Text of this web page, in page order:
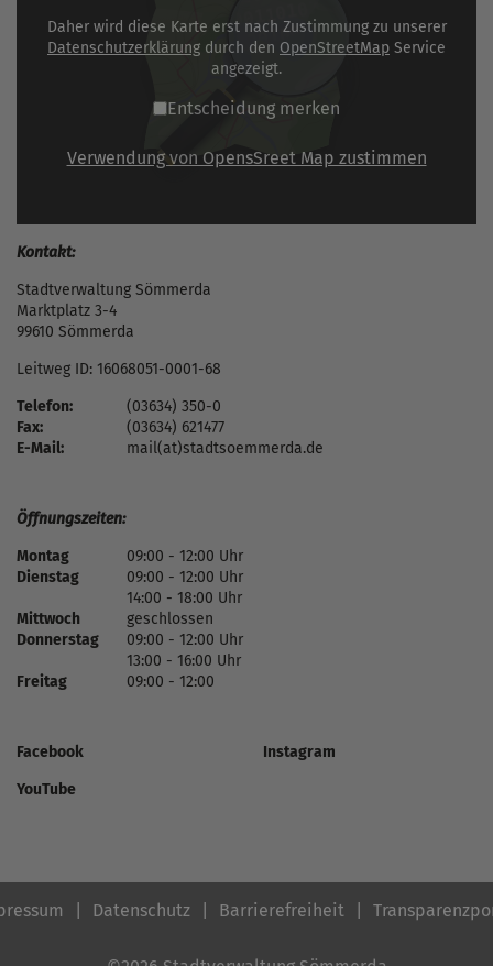
Daher wird diese Karte erst nach Zustimmung zu unserer
Datenschutzerklärung durch den OpenStreetMap Service
angezeigt.
Entscheidung merken
Verwendung von OpensSreet Map zustimmen
Kontakt:
Stadtverwaltung Sömmerda
Marktplatz 3-4
99610 Sömmerda
Leitweg ID: 16068051-0001-68
Telefon:
(03634) 350-0
Fax:
(03634) 621477
E-Mail:
mail(at)stadtsoemmerda.de
Öffnungszeiten:
Montag
09:00 - 12:00 Uhr
Dienstag
09:00 - 12:00 Uhr
14:00 - 18:00 Uhr
Mittwoch
geschlossen
Donnerstag
09:00 - 12:00 Uhr
13:00 - 16:00 Uhr
Freitag
09:00 - 12:00
Facebook
Instagram
YouTube
Datenschutz Barrierefreiheit